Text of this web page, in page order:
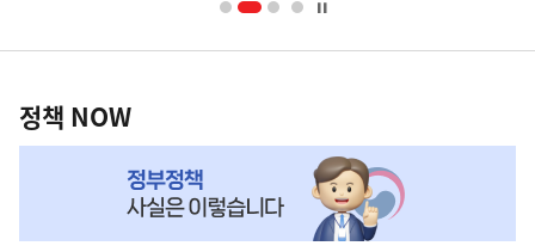
영
책
NOW,
정책 NOW